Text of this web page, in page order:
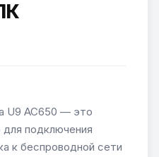
U9 AC650 — это
подключения
к беспроводной сети